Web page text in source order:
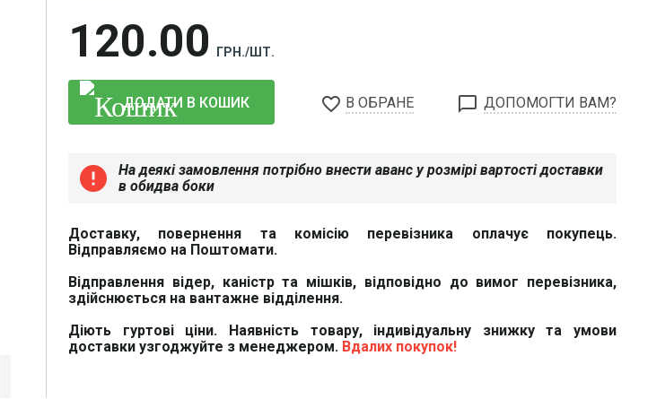
120 00 ГРН./ШТ.
ДОДАТИ В КОШИК favorite_border В ОБРАНЕ chat_bubble_outline ДОПОМОГТИ ВАМ?
error
На деякі замовлення потрібно внести аванс у розмірі вартості доставки
в обидва боки
Доставку, повернення та комісію перевізника оплачує покупець.
Відправляємо на Поштомати.
Відправлення відер, каністр та мішків, відповідно до вимог перевізника,
здійснюється на вантажне відділення.
Діють гуртові ціни. Наявність товару, індивідуальну знижку та умови
доставки узгоджуйте з менеджером. Вдалих покупок!